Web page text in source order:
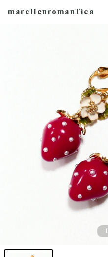
marcHenromanTica
1